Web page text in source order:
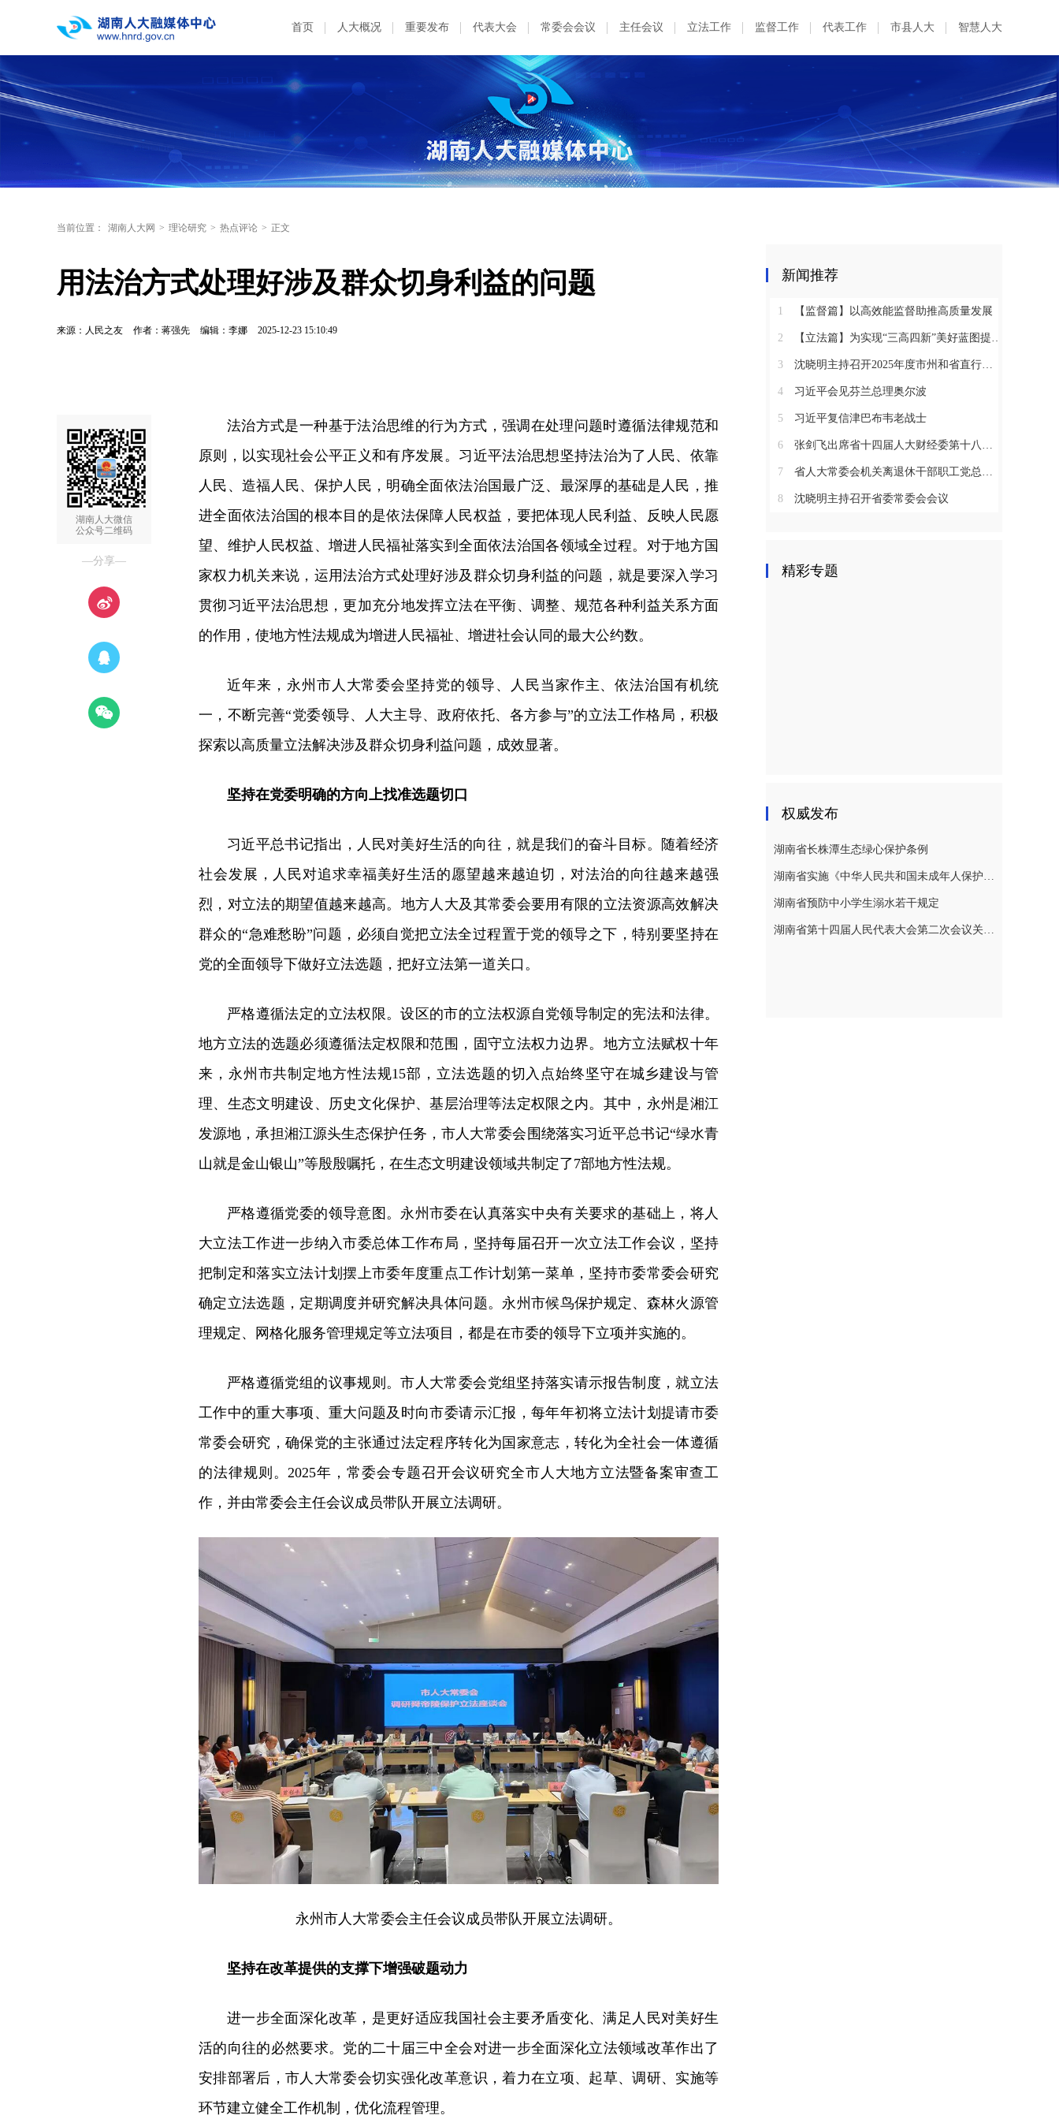
首页 人大概况 重要发布 代表大会 常委会会议 主任会议 立法工作 监督工作 代表工作 市县人大 智慧人大
当前位置： 湖南人大网 > 理论研究 > 热点评论 > 正文
用法治方式处理好涉及群众切身利益的问题
来源：人民之友 作者：蒋强先 编辑：李娜 2025-12-23 15:10:49
湖南人大微信
公众号二维码
—分享—
法治方式是一种基于法治思维的行为方式，强调在处理问题时遵循法律规范和
原则，以实现社会公平正义和有序发展。习近平法治思想坚持法治为了人民、依靠
人民、造福人民、保护人民，明确全面依法治国最广泛、最深厚的基础是人民，推
进全面依法治国的根本目的是依法保障人民权益，要把体现人民利益、反映人民愿
望、维护人民权益、增进人民福祉落实到全面依法治国各领域全过程。对于地方国
家权力机关来说，运用法治方式处理好涉及群众切身利益的问题，就是要深入学习
贯彻习近平法治思想，更加充分地发挥立法在平衡、调整、规范各种利益关系方面
的作用，使地方性法规成为增进人民福祉、增进社会认同的最大公约数。
近年来，永州市人大常委会坚持党的领导、人民当家作主、依法治国有机统
一，不断完善“党委领导、人大主导、政府依托、各方参与”的立法工作格局，积极
探索以高质量立法解决涉及群众切身利益问题，成效显著。
坚持在党委明确的方向上找准选题切口
习近平总书记指出，人民对美好生活的向往，就是我们的奋斗目标。随着经济
社会发展，人民对追求幸福美好生活的愿望越来越迫切，对法治的向往越来越强
烈，对立法的期望值越来越高。地方人大及其常委会要用有限的立法资源高效解决
群众的“急难愁盼”问题，必须自觉把立法全过程置于党的领导之下，特别要坚持在
党的全面领导下做好立法选题，把好立法第一道关口。
严格遵循法定的立法权限。设区的市的立法权源自党领导制定的宪法和法律。
地方立法的选题必须遵循法定权限和范围，固守立法权力边界。地方立法赋权十年
来，永州市共制定地方性法规15部，立法选题的切入点始终坚守在城乡建设与管
理、生态文明建设、历史文化保护、基层治理等法定权限之内。其中，永州是湘江
发源地，承担湘江源头生态保护任务，市人大常委会围绕落实习近平总书记“绿水青
山就是金山银山”等殷殷嘱托，在生态文明建设领域共制定了7部地方性法规。
严格遵循党委的领导意图。永州市委在认真落实中央有关要求的基础上，将人
大立法工作进一步纳入市委总体工作布局，坚持每届召开一次立法工作会议，坚持
把制定和落实立法计划摆上市委年度重点工作计划第一菜单，坚持市委常委会研究
确定立法选题，定期调度并研究解决具体问题。永州市候鸟保护规定、森林火源管
理规定、网格化服务管理规定等立法项目，都是在市委的领导下立项并实施的。
严格遵循党组的议事规则。市人大常委会党组坚持落实请示报告制度，就立法
工作中的重大事项、重大问题及时向市委请示汇报，每年年初将立法计划提请市委
常委会研究，确保党的主张通过法定程序转化为国家意志，转化为全社会一体遵循
的法律规则。2025年，常委会专题召开会议研究全市人大地方立法暨备案审查工
作，并由常委会主任会议成员带队开展立法调研。
永州市人大常委会主任会议成员带队开展立法调研。
坚持在改革提供的支撑下增强破题动力
进一步全面深化改革，是更好适应我国社会主要矛盾变化、满足人民对美好生
活的向往的必然要求。党的二十届三中全会对进一步全面深化立法领域改革作出了
安排部署后，市人大常委会切实强化改革意识，着力在立项、起草、调研、实施等
环节建立健全工作机制，优化流程管理。
新闻推荐
1 【监督篇】以高效能监督助推高质量发展
2 【立法篇】为实现“三高四新”美好蓝图提供坚实法治保障
3 沈晓明主持召开2025年度市州和省直行业系统党（工）委书记抓基层党建工作述职评议会议
4 习近平会见芬兰总理奥尔波
5 习近平复信津巴布韦老战士
6 张剑飞出席省十四届人大财经委第十八次全体会议
7 省人大常委会机关离退休干部职工党总支召开2025年度总结表彰大会
8 沈晓明主持召开省委常委会会议
精彩专题
权威发布
湖南省长株潭生态绿心保护条例
湖南省实施《中华人民共和国未成年人保护法》若干规定
湖南省预防中小学生溺水若干规定
湖南省第十四届人民代表大会第二次会议关于湖南省人民代表大会常务委员会工作报告的决议